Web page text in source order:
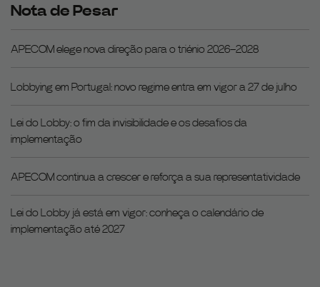
Nota de Pesar
APECOM elege nova direção para o triénio 2026–2028
Lobbying em Portugal: novo regime entra em vigor a 27 de julho
Lei do Lobby: o fim da invisibilidade e os desafios da
implementação
APECOM continua a crescer e reforça a sua representatividade
Lei do Lobby já está em vigor: conheça o calendário de
implementação até 2027